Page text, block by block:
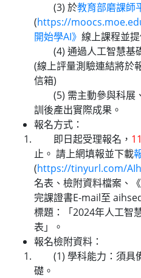
(3) 於教育部磨課師
(https://
開始學AI》 線上課程並
(4) 通過人工智慧基
(線上評量測驗連結將於
信箱)
(5) 需主動參與科展
訓後產出實際成果。
報名方式：
即日起受理報名，
止。 請上網填報並下載
(https://tinyurl.com/
名表、檢附資料檔案、
完課證書E-mail至
標題：「2024年人工智
表」。
報名檢附資料：
(1) 學科能力：須具
礎。